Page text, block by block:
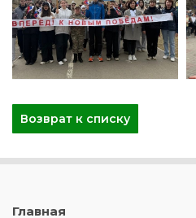
Возврат к списку
Главная